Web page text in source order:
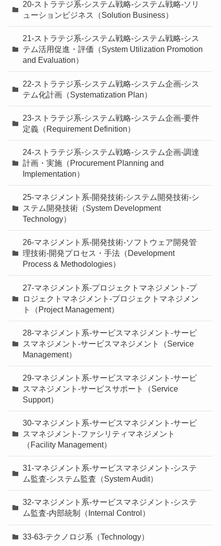
20-ストラテジ系-システム戦略-システム戦略-ソリ
ューションビジネス（Solution Business）
21-ストラテジ系-システム戦略-システム戦略-シス
テム活用促進・評価（System Utilization Promotion
and Evaluation）
22-ストラテジ系-システム戦略-システム企画-シス
テム化計画（Systematization Plan）
23-ストラテジ系-システム戦略-システム企画-要件
定義（Requirement Definition）
24-ストラテジ系-システム戦略-システム企画-調達
計画・実施（Procurement Planning and
Implementation）
25-マネジメント系-開発技術-システム開発技術-シ
ステム開発技術（System Development
Technology）
26-マネジメント系-開発技術-ソフトウェア開発管
理技術-開発プロセス・手法（Development
Process & Methodologies）
27-マネジメント系-プロジェクトマネジメント-プ
ロジェクトマネジメント-プロジェクトマネジメン
ト（Project Management）
28-マネジメント系-サービスマネジメント-サービ
スマネジメント-サービスマネジメント（Service
Management）
29-マネジメント系-サービスマネジメント-サービ
スマネジメント-サービスサポート（Service
Support）
30-マネジメント系-サービスマネジメント-サービ
スマネジメント-ファシリティマネジメント
（Facility Management）
31-マネジメント系-サービスマネジメント-システ
ム監査-システム監査（System Audit）
32-マネジメント系-サービスマネジメント-システ
ム監査-内部統制（Internal Control）
33-63-テクノロジ系（Technology）